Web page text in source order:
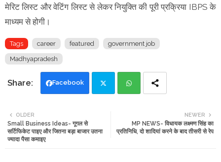
मेरिट लिस्ट और वेटिंग लिस्ट से लेकर नियुक्ति की पूरी प्रक्रिया IBPS के
माध्यम से होगी।
Tags career featured government job
Madhyapradesh
Facebook
ats
NEWER
MP NEWS- विधायक लक्ष्मण सिंह का
प्रतिनिधि, दो शादियां करने के बाद तीसरी से रेप
OLDER
Small Business Ideas- गूगल से
सर्टिफिकेट पाइए और जितना बड़ा बाजार उतना
ज्यादा पैसा कमाइए